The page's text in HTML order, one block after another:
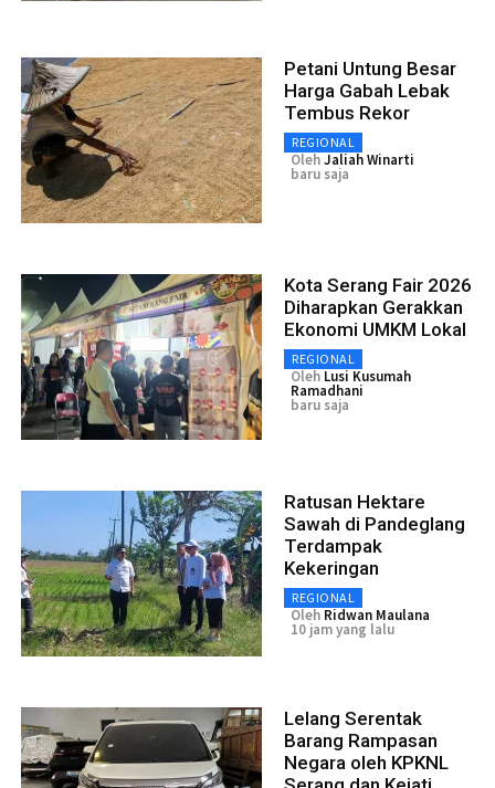
Petani Untung Besar
Harga Gabah Lebak
Tembus Rekor
REGIONAL
OlehJaliah Winarti
baru saja
Kota Serang Fair 2026
Diharapkan Gerakkan
Ekonomi UMKM Lokal
REGIONAL
Oleh Lusi Kusumah
Ramadhani
baru saja
Ratusan Hektare
Sawah di Pandeglang
Terdampak
Kekeringan
REGIONAL
Oleh Ridwan Maulana
10 jam yang lalu
Lelang Serentak
Barang Rampasan
Negara oleh KPKNL